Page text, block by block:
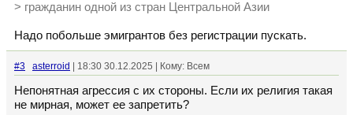
> гражданин одной из стран Центральной Азии
Надо побольше эмигрантов без регистрации пускать.
#3 asterroid | 18:30 30.12.2025 | Кому: Всем
Непонятная агрессия с их стороны. Если их религия такая
не мирная, может ее запретить?